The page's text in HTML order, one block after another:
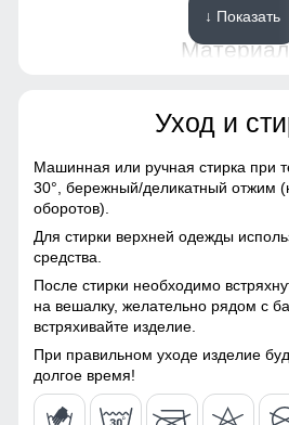
Карман, обеспечивает удобное
Высокий воротник и
ветра, делая куртку
использования.
Капюшон на все случаи
Несъемный и регулируемый
идеальным выбором для
48 (XL)
Материал подкладки
капюшона
Материал наполнителя
Особенность ткани
ткань
↓ Показать
Уход и
Машинная или ручная стирка при
30°, бережный/деликатный отжим
оборотов).
Для стирки верхней одежды
средства.
После стирки необходимо
на вешалку, желательно рядом с
встряхивайте изделие.
При правильном уходе изделие
долгое время!